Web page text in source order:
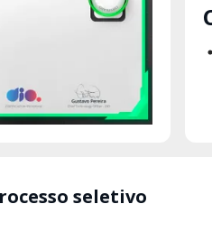
seletivo